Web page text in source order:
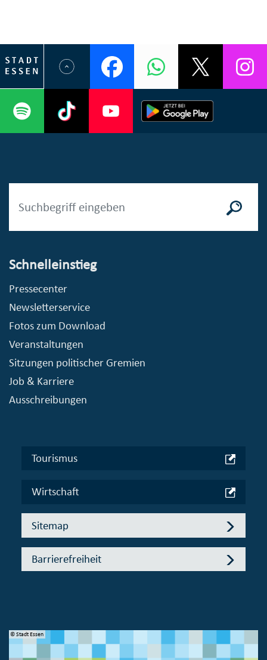
Schnelleinstieg
Pressecenter
Newsletterservice
Fotos zum Download
Veranstaltungen
Sitzungen politischer Gremien
Job & Karriere
Ausschreibungen
Tourismus
Wirtschaft
Sitemap
Barrierefreiheit
© Stadt Essen